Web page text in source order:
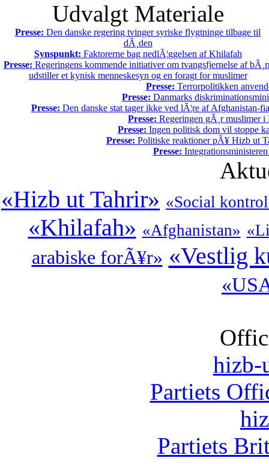
Udvalgt Materiale
Presse: Den danske regering tvinger syriske flygtninge tilbage til
dÃ¸den
Synspunkt: Faktorerne bag nedlÃ¦ggelsen af Khilafah
Presse: Regeringens kommende initiativer om tvangsfjernelse af
udstiller et kynisk menneskesyn og en foragt for muslimer
Presse: Terrorpolitikken
Presse: Danmarks
Presse: Den danske stat tager ikke ved lÃ¦re af Afghanistan-
Presse: Regeringen gÃ¸r muslimer
Presse: Ingen politisk dom vil stoppe
Presse: Politiske reaktioner pÃ¥ Hizb ut
Presse:
«Hizb ut Tahrir» «Social
«Khilafah» «Afghanistan»
arabiske forÃ¥r» «Vestlig
hizb-
Partiets
Partiets